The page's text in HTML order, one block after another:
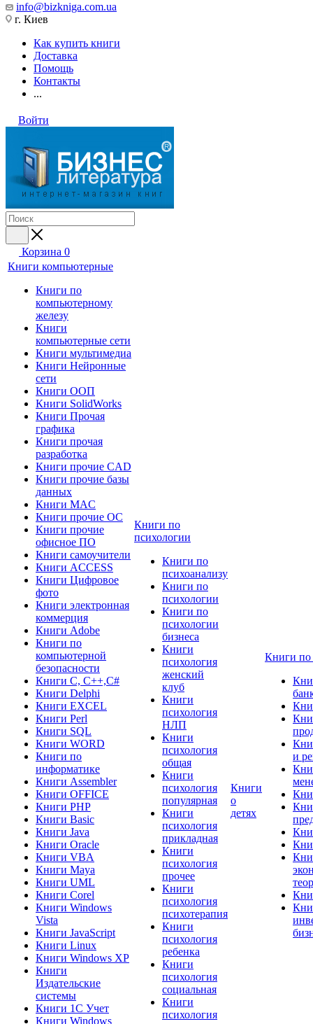
info@bizkniga.com.ua
г. Киев
Как купить книги
Доставка
Помощь
Контакты
...
Войти
Корзина 0
Книги компьютерные
Книги по
компьютерному
железу
Книги
компьютерные сети
Книги мультимедиа
Книги Нейронные
сети
Книги ООП
Книги SolidWorks
Книги Прочая
графика
Книги прочая
разработка
Книги прочие CAD
Книги прочие базы
данных
Книги MAC
Книги прочие ОС
Книги прочие
офисное ПО
Книги самоучители
Книги ACCESS
Книги Цифровое
фото
Книги электронная
коммерция
Книги Adobe
Книги по
компьютерной
безопасности
Книги C, C++,С#
Книги Delphi
Книги EXCEL
Книги Perl
Книги SQL
Книги WORD
Книги по
информатике
Книги Assembler
Книги OFFICE
Книги PHP
Книги Basic
Книги Java
Книги Oracle
Книги VBA
Книги Maya
Книги UML
Книги Corel
Книги Windows
Vista
Книги JavaScript
Книги Linux
Книги Windows XP
Книги
Издательские
системы
Книги 1C Учет
Книги Windows
Книги по
психологии
Книги по
психоанализу
Книги по
психологии
Книги по
психологии
бизнеса
Книги
психология
женский
клуб
Книги
психология
НЛП
Книги
психология
общая
Книги
психология
популярная
Книги
психология
прикладная
Книги
психология
прочее
Книги
психология
психотерапия
Книги
психология
ребенка
Книги
психология
социальная
Книги
психология
Книги
о
детях
Книги по
и